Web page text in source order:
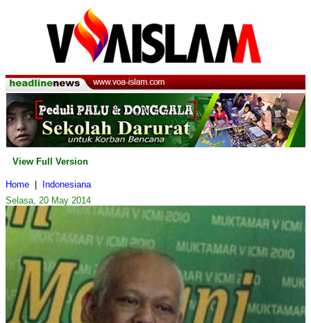
View Full Version
Home
Indonesiana
Selasa, 20 May 2014